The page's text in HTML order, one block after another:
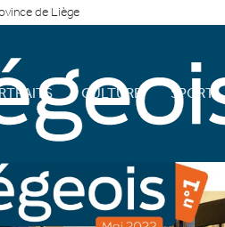
de Liège
CULTURE SPORT